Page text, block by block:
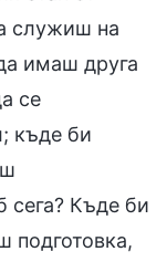
служиш на
имаш друга
се
къде би
сега? Къде би
подготовка,